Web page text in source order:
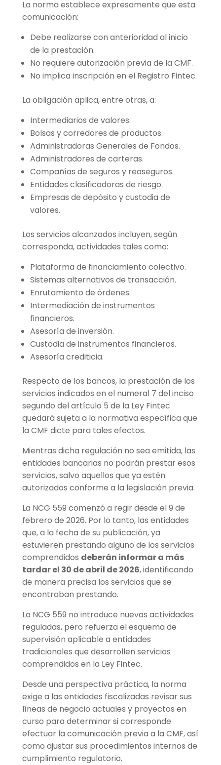
La norma establece expresamente que esta
comunicación:
Debe realizarse con anterioridad al inicio
de la prestación.
No requiere autorización previa de la CMF.
No implica inscripción en el Registro Fintec.
La obligación aplica, entre otras, a:
Intermediarios de valores.
Bolsas y corredores de productos.
Administradoras Generales de Fondos.
Administradores de carteras.
Compañías de seguros y reaseguros.
Entidades clasificadoras de riesgo.
Empresas de depósito y custodia de
valores.
Los servicios alcanzados incluyen, según
corresponda, actividades tales como:
Plataforma de financiamiento colectivo.
Sistemas alternativos de transacción.
Enrutamiento de órdenes.
Intermediación de instrumentos
financieros.
Asesoría de inversión.
Custodia de instrumentos financieros.
Asesoría crediticia.
Respecto de los bancos, la prestación de los
servicios indicados en el numeral 7 del inciso
segundo del artículo 5 de la Ley Fintec
quedará sujeta a la normativa específica que
la CMF dicte para tales efectos.
Mientras dicha regulación no sea emitida, las
entidades bancarias no podrán prestar esos
servicios, salvo aquellos que ya estén
autorizados conforme a la legislación previa.
La NCG 559 comenzó a regir desde el 9 de
febrero de 2026. Por lo tanto, las entidades
que, a la fecha de su publicación, ya
estuvieren prestando alguno de los servicios
comprendidos deberán informar a más
tardar el 30 de abril de 2026, identificando
de manera precisa los servicios que se
encontraban prestando.
La NCG 559 no introduce nuevas actividades
reguladas, pero refuerza el esquema de
supervisión aplicable a entidades
tradicionales que desarrollen servicios
comprendidos en la Ley Fintec.
Desde una perspectiva práctica, la norma
exige a las entidades fiscalizadas revisar sus
líneas de negocio actuales y proyectos en
curso para determinar si corresponde
efectuar la comunicación previa a la CMF, así
como ajustar sus procedimientos internos de
cumplimiento regulatorio.